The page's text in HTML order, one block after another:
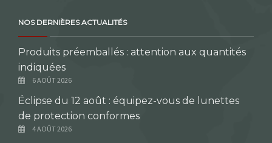
NOS DERNIÈRES ACTUALITÉS
Produits préemballés : attention aux quantités
indiquées
6 AOÛT 2026
Éclipse du 12 août : équipez-vous de lunettes
de protection conformes
4 AOÛT 2026